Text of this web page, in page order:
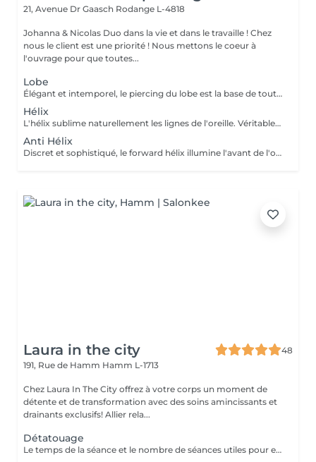
21, Avenue Dr Gaasch Rodange L-4818
Johanna & Nicolas Duo dans la vie et dans le travaille ! Chez
nous le client est une priorité ! Nous mettons le coeur à
l'ouvrage pour que toutes...
Lobe
Élégant et intemporel, le piercing du lobe est la base de toutes les plus belles compositions. Qu'il s'agisse d'un premier piercing ou d'une nouvelle création, chaque réalisation est effectuée avec précision afin de t'offrir une expérience aussi agréable que soignée. Inclus : Bijou de première pose en titane ASTM F-136 Conseils personnalisés et suivi de cicatrisation + 5€ pour changer la couleur de ton bijou grâce à l'anodisation. Les bijoux de la vitrine sont disponibles en première pause, le prix du bijou est à ajouter à la prestation. Pour toutes demandes d'informations, merci de me contacter. Tout les mineurs doivent être accompagnés d'un tuteur légal ( parents ! ), des justificatifs d'identités seront demandés.
Hélix
L'hélix sublime naturellement les lignes de l'oreille. Véritable incontournable, il apporte une touche contemporaine et raffinée qui s'intègre parfaitement à votre style. Chaque projet est pensé en harmonie avec ton anatomie. Conseils personnalisés et suivi de cicatrisation Inclus : Bijou de première pose en titane ASTM F-136 + 5€ pour changer la couleur de ton bijou grâce à l'anodisation. Les bijoux de la vitrine sont disponibles en première pause, le prix du bijou est à ajouter à la prestation. Pour toutes demandes d'informations, merci de me contacter. Tout les mineurs doivent être accompagnés d'un tuteur légal ( parents ! ), des justificatifs d'identités seront demandés.
Anti Hélix
Discret et sophistiqué, le forward hélix illumine l'avant de l'oreille avec subtilité. Un choix idéal pour une composition délicate et résolument élégante. Conseils personnalisés et suivi de cicatrisation Inclus : Bijou de première pose en titane ASTM F-136 + 5€ pour changer la couleur de ton bijou grâce à l'anodisation. Les bijoux de la vitrine sont disponibles en première pause, le prix du bijou est à ajouter à la prestation. Pour toutes demandes d'informations, merci de me contacter. Tout les mineurs doivent être accompagnés d'un tuteur légal ( parents ! ), des justificatifs d'identités seront demandés.
Laura in the city
48
191, Rue de Hamm Hamm L-1713
Chez Laura In The City offrez à votre corps un moment de
détente et de transformation avec des soins amincissants et
drainants exclusifs! Allier rela...
Détatouage
Le temps de la séance et le nombre de séances utiles pour enlever le tatouage sont variables Le détatouage laser est une technique efficace qui fragmente les pigments d'encre sous la peau à l'aide de faisceaux de lumière, permettant ainsi au système immunitaire de les éliminer progressivement. Le processus nécessite généralement plusieurs séances, et son efficacité dépend de divers facteurs. Comment ça marche ? Le laser cible les particules d'encre et les chauffe pour les fragmenter en morceaux plus petits. Ces fragments sont ensuite naturellement évacués par le corps. Différents types de lasers, tels que le laser Picosure ou le laser Q-Switched, sont utilisés pour traiter efficacement différentes couleurs et profondeurs d'encre. Ce qu'il faut savoir Nombre de séances Le nombre de séances varie considérablement. Un tatouage amateur peut nécessiter 3 à 5 séances, tandis qu'un tatouage professionnel peut en exiger 4 à 12, voire plus, pour une disparition complète. Résultats progressifs L'éclaircissement de l'encre est visible après chaque séance, mais le tatouage complet s'estompe progressivement au fil du temps.